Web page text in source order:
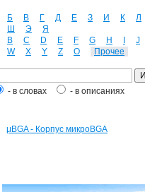
Б В Г Д Е З И К
Л
Ш Э
Я
B C D E F G H
J
W X Y Z О Прочее
- в словах - в описаниях
μBGA - Корпус микроBGA